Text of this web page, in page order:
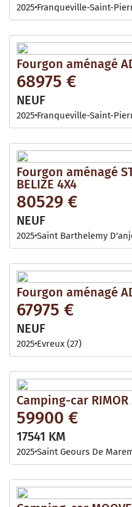
2025 Franqueville-Saint-
Fourgon aménagé
68975 €
NEUF
2025 Franqueville-Saint-
Fourgon aménagé
BELIZE 4X4
80529 €
NEUF
2025 Saint Barthelemy
Fourgon aménagé
67975 €
NEUF
2025 Evreux (27)
Camping-car RIMOR
59900 €
17541 KM
2025 Saint Geours De